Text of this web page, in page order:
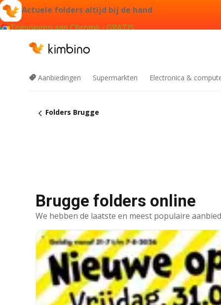
Actuele folders altijd bij de hand
Toevoegen aan Chrome - GRATIS
Aanbiedingen Supermarkten Electronica &
Folders Brugge
Brugge folders online
We hebben de laatste en meest populaire